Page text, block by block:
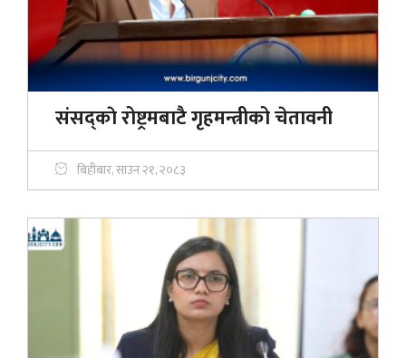
संसद्काे रोष्ट्रमबाटै गृहमन्त्रीको चेतावनी
बिहीबार, साउन २१, २०८३